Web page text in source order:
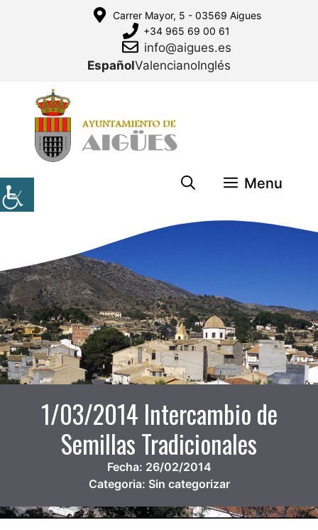
Carrer Mayor, 5 - 03569 Aigues
+34 965 69 00 61
info@aigues.es
EspañolValencianoInglés
Menu
1/03/2014 Intercambio de
Semillas Tradicionales
Fecha: 26/02/2014
Categoria: Sin categorizar